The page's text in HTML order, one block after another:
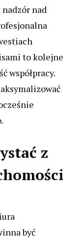
nad
to kolejne
współpracy.
z
być